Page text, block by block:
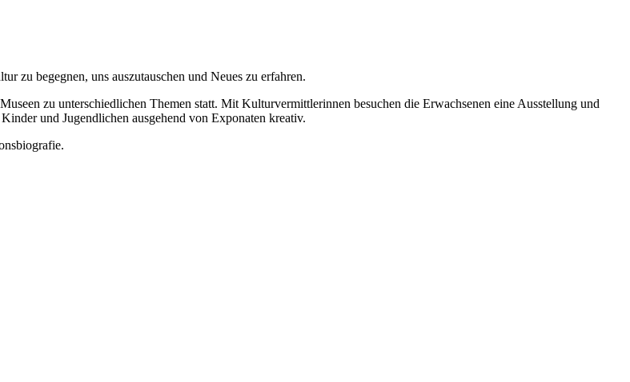
zu begegnen, uns auszutauschen und Neues zu erfahren.
zu unterschiedlichen Themen statt. Mit Kulturvermittlerinnen besuchen die Erwachsenen eine Ausstellung und
und Jugendlichen ausgehend von Exponaten kreativ.